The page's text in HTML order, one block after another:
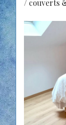
/ couverts